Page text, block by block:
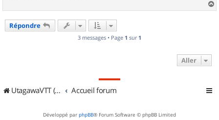
a
Répondre
3 messages • Page 1 sur 1
Aller
UtagawaVTT (Randos VTT et VTTAE avec traces GPS) Accueil forum
Développé par phpBB® Forum Software © phpBB Limited